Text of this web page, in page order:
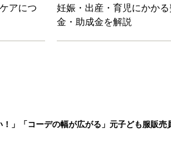
アにつ
妊娠・出産・育児にかか
金・助成金を解説
」「コーデの幅が広がる」元子ども服販